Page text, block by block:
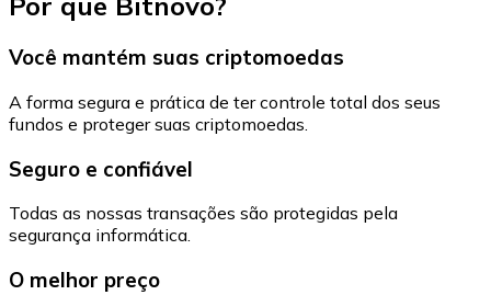
Você mantém suas criptomoedas
A forma segura e prática de ter controle total dos seus
fundos e proteger suas criptomoedas.
Seguro e confiável
Todas as nossas transações são protegidas pela
segurança informática.
O melhor preço